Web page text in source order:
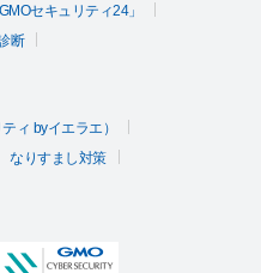
セキュリティ24」
断
ィ byイエラエ）
なりすまし対策